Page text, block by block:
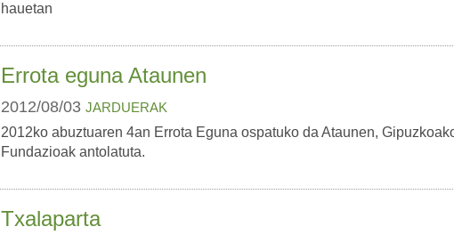
hauetan
Errota eguna Ataunen
2012/08/03 JARDUERAK
2012ko abuztuaren 4an Errota Eguna ospatuko da Ataunen,
Fundazioak antolatuta.
Txalaparta